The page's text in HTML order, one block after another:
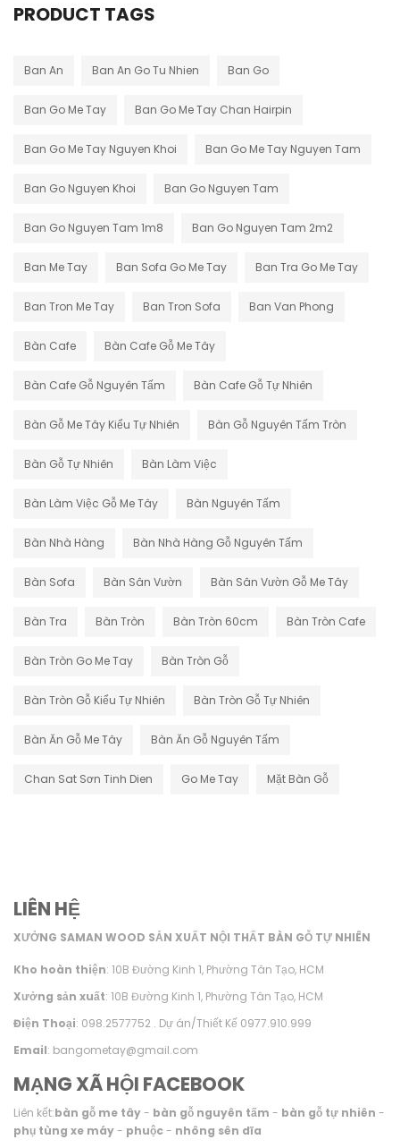
PRODUCT TAGS
Ban An Ban An Go Tu Nhien Ban Go
Ban Go Me Tay Ban Go Me Tay Chan Hairpin
Ban Go Me Tay Nguyen Khoi Ban Go Me Tay Nguyen Tam
Ban Go Nguyen Khoi Ban Go Nguyen Tam
Ban Go Nguyen Tam 1m8 Ban Go Nguyen Tam 2m2
Ban Me Tay Ban Sofa Go Me Tay Ban Tra Go Me Tay
Ban Tron Me Tay Ban Tron Sofa Ban Van Phong
Bàn Cafe Bàn Cafe Gỗ Me Tây
Bàn Cafe Gỗ Nguyên Tấm Bàn Cafe Gỗ Tự Nhiên
Bàn Gỗ Me Tây Kiểu Tự Nhiên Bàn Gỗ Nguyên Tấm Tròn
Bàn Gỗ Tự Nhiên Bàn Làm Việc
Bàn Làm Việc Gỗ Me Tây Bàn Nguyên Tấm
Bàn Nhà Hàng Bàn Nhà Hàng Gỗ Nguyên Tấm
Bàn Sofa Bàn Sân Vườn Bàn Sân Vườn Gỗ Me Tây
Bàn Tra Bàn Tròn Bàn Tròn 60cm Bàn Tròn Cafe
Bàn Tròn Go Me Tay Bàn Tròn Gỗ
Bàn Tròn Gỗ Kiểu Tự Nhiên Bàn Tròn Gỗ Tự Nhiên
Bàn Ăn Gỗ Me Tây Bàn Ăn Gỗ Nguyên Tấm
Chan Sat Sơn Tinh Dien Go Me Tay Mặt Bàn Gỗ
LIÊN HỆ
XƯỞNG SAMAN WOOD SẢN XUẤT NỘI THẤT BÀN GỖ TỰ NHIÊN
Kho hoàn thiện: 10B Đường Kinh 1, Phường Tân Tạo, HCM
Xưởng sản xuất: 10B Đường Kinh 1, Phường Tân Tạo, HCM
Điện Thoại: 098.2577752 . Dự án/Thiết Kế 0977.910.999
Email: bangometay@gmail.com
MẠNG XÃ HỘI FACEBOOK
Liên kết:bàn gỗ me tây- bàn gỗ nguyên tấm - bàn gỗ tự nhiên -
phụ tùng xe máy- phuộc- nhông sên dĩa